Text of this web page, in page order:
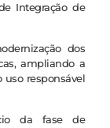
Integração de
dos
ampliando a
uso responsável
da fase de